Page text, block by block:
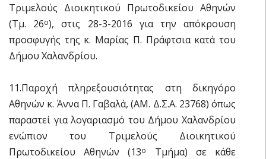
Τριμελούς Διοικητικού Πρωτοδικείου Αθηνών
(Τμ. 26ο), στις 28-3-2016 για την απόκρουση
προσφυγής της κ. Μαρίας Π. Πράφτσια κατά του
Δήμου Χαλανδρίου.
11.Παροχή πληρεξουσιότητας στη δικηγόρο
Αθηνών κ. Άννα Π. Γαβαλά, (ΑΜ. Δ.Σ.Α. 23768) όπως
παραστεί για λογαριασμό του Δήμου Χαλανδρίου
ενώπιον του Τριμελούς Διοικητικού
Πρωτοδικείου Αθηνών (13ο
Τμήμα) σε κάθε